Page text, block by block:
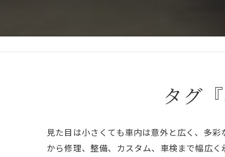
タグ
見た目は小さくても車内は意外と広く、多
から修理、整備、カスタム、車検まで幅広